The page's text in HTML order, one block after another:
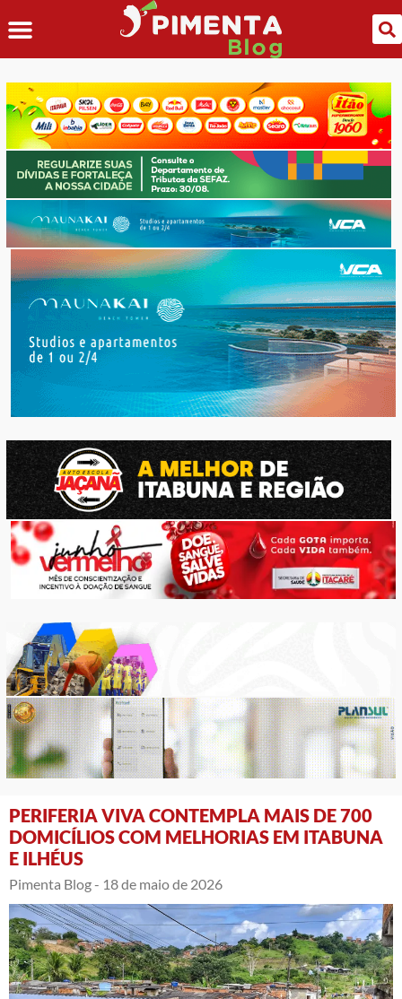
PERIFERIA VIVA CONTEMPLA MAIS DE 700
DOMICÍLIOS COM MELHORIAS EM ITABUNA
E ILHÉUS
Pimenta Blog - 18 de maio de 2026